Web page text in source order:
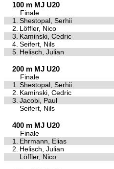
100 m MJ U20
Finale
1.
Shestopal, Serhii
2. Löffler, Nico
3. Kaminski, Cedric
4. Seifert, Nils
5. Helisch, Julian
200 m MJ U20
Finale
1.
Shestopal, Serhii
2. Kaminski, Cedric
3. Jacobi, Paul
Seifert, Nils
400 m MJ U20
Finale
1.
Ehrmann, Elias
2. Helisch, Julian
Löffler, Nico